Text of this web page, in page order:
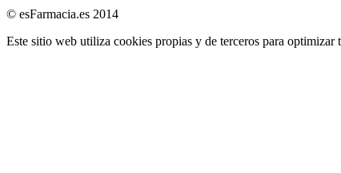
© esFarmacia.es 2014
Este sitio web utiliza cookies propias y de terceros para optimizar